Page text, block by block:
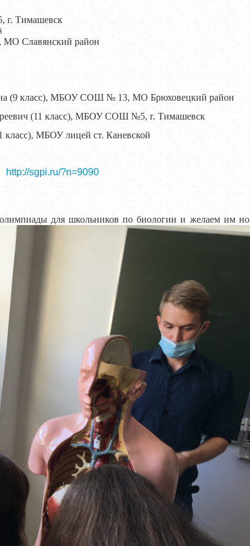
г. Тимашевск
МО Славянский район
(9 класс), МБОУ СОШ № 13, МО Брюховецкий район
(11 класс), МБОУ СОШ №5, г. Тимашевск
класс), МБОУ лицей ст. Каневской
http://sgpi.ru/?n=9090
для школьников по биологии и желаем им